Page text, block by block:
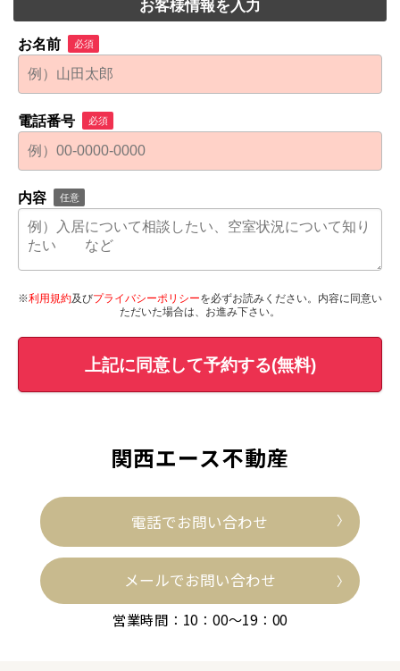
お客様情報を入力
お名前 必須
電話番号 必須
内容 任意
※利用規約及びプライバシーポリシーを必ずお読みください。内容に同意い
ただいた場合は、お進み下さい。
上記に同意して予約する(無料)
関西エース不動産
電話でお問い合わせ
メールでお問い合わせ
営業時間：10：00～19：00